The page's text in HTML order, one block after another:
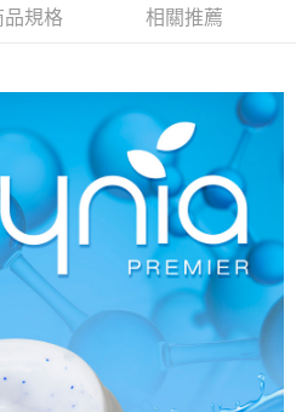
通知簡訊。
擊此簡訊中的連結，可透過四大超商／
款，方視為交易完成。
刻繳費，但若您需要取消訂單，請聯絡
之訂單仍視為有效，需透過AFTEE先享
付 」之結帳頁面顯示為準，若有關於
等相關疑問，請聯繫「AFTEE先享後付
support/home
供之「AFTEE先享後付」服務完成之交
人資料，並將交易相關給付款項請求債
以下網址：
)免運費
)免運費
)免運費
)免運費
品規格 相關推薦